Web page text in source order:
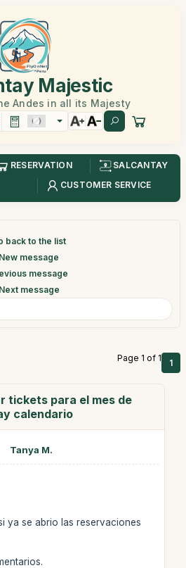
Majestic
Andes in all its Majesty
RESERVATION
SALCANTAY
CUSTOMER SERVICE
back to the list
New message
message
Next message
Page 1 of 1 1
tickets para el mes de
calendario
Tanya M.
ya se abrio las reservaciones